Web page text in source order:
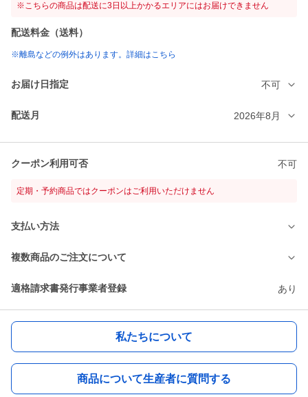
※こちらの商品は配送に3日以上かかるエリアにはお届けできません
配送料金（送料）
※離島などの例外はあります。詳細はこちら
お届け日指定 不可
配送月 2026年8月
クーポン利用可否 不可
定期・予約商品ではクーポンはご利用いただけません
支払い方法
複数商品のご注文について
適格請求書発行事業者登録 あり
私たちについて
商品について生産者に質問する